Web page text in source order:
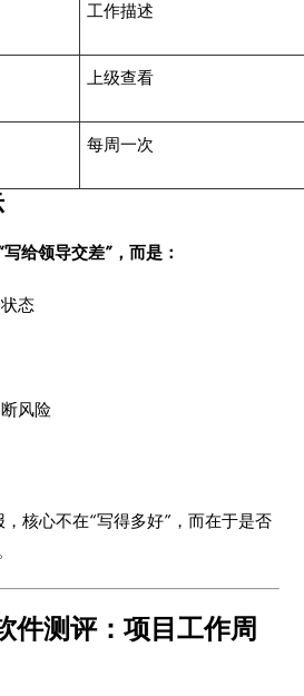
工作描述
上级查看
每周一次
给领导交差”，而是：
态
风险
核心不在“写得多好”，而在于是否
件测评：项目工作周